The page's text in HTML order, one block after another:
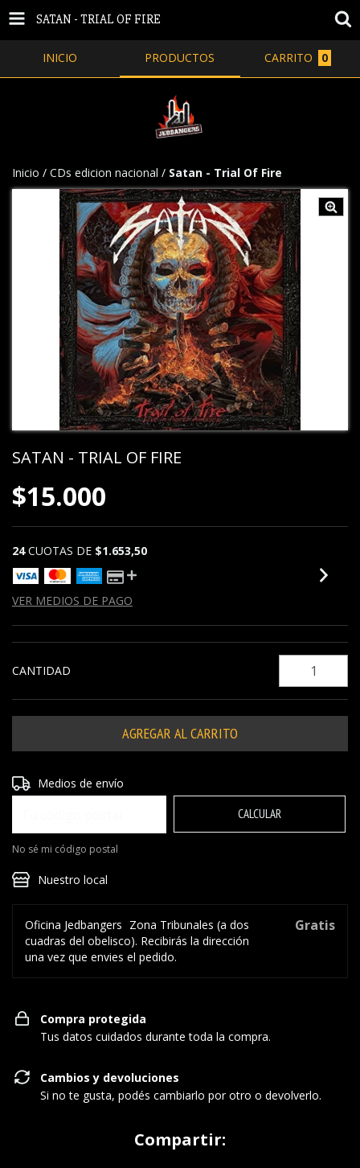
SATAN - TRIAL OF FIRE
INICIO PRODUCTOS CARRITO 0
Inicio / CDs edicion nacional / Satan - Trial Of Fire
SATAN - TRIAL OF FIRE
$15.000
24 CUOTAS DE $1.653,50
VER MEDIOS DE PAGO
CANTIDAD
Entregas para el CP:
Medios de envío
CALCULAR
No sé mi código postal
Nuestro local
Oficina Jedbangers Zona Tribunales (a dos
cuadras del obelisco). Recibirás la dirección
una vez que envies el pedido.
Gratis
Compra protegida
Tus datos cuidados durante toda la compra.
Cambios y devoluciones
Si no te gusta, podés cambiarlo por otro o devolverlo.
Compartir: